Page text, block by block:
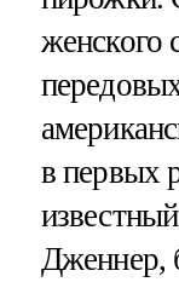
женского
в первых
Дженнер,